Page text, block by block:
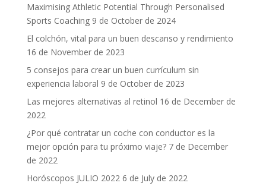
Maximising Athletic Potential Through Personalised
Sports Coaching 9 de October de 2024
El colchón, vital para un buen descanso y rendimiento
16 de November de 2023
5 consejos para crear un buen currículum sin
experiencia laboral 9 de October de 2023
Las mejores alternativas al retinol 16 de December de
2022
¿Por qué contratar un coche con conductor es la
mejor opción para tu próximo viaje? 7 de December
de 2022
Horóscopos JULIO 2022 6 de July de 2022